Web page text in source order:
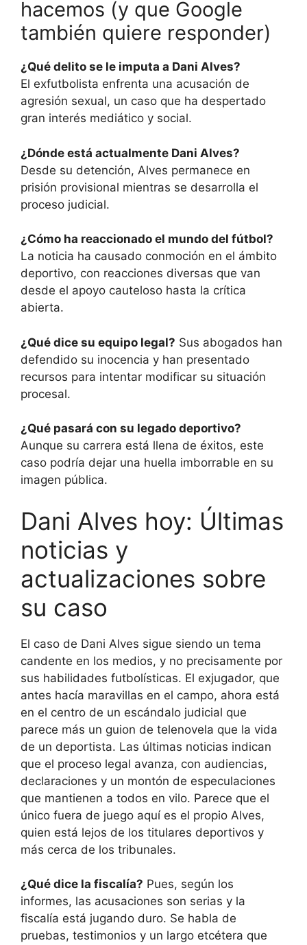
hacemos (y que Google
también quiere responder)
¿Qué delito se le imputa a Dani Alves?
El exfutbolista enfrenta una acusación de
agresión sexual, un caso que ha despertado
gran interés mediático y social.
¿Dónde está actualmente Dani Alves?
Desde su detención, Alves permanece en
prisión provisional mientras se desarrolla el
proceso judicial.
¿Cómo ha reaccionado el mundo del fútbol?
La noticia ha causado conmoción en el ámbito
deportivo, con reacciones diversas que van
desde el apoyo cauteloso hasta la crítica
abierta.
¿Qué dice su equipo legal? Sus abogados han
defendido su inocencia y han presentado
recursos para intentar modificar su situación
procesal.
¿Qué pasará con su legado deportivo?
Aunque su carrera está llena de éxitos, este
caso podría dejar una huella imborrable en su
imagen pública.
Dani Alves hoy: Últimas
noticias y
actualizaciones sobre
su caso
El caso de Dani Alves sigue siendo un tema
candente en los medios, y no precisamente por
sus habilidades futbolísticas. El exjugador, que
antes hacía maravillas en el campo, ahora está
en el centro de un escándalo judicial que
parece más un guion de telenovela que la vida
de un deportista. Las últimas noticias indican
que el proceso legal avanza, con audiencias,
declaraciones y un montón de especulaciones
que mantienen a todos en vilo. Parece que el
único fuera de juego aquí es el propio Alves,
quien está lejos de los titulares deportivos y
más cerca de los tribunales.
¿Qué dice la fiscalía? Pues, según los
informes, las acusaciones son serias y la
fiscalía está jugando duro. Se habla de
pruebas, testimonios y un largo etcétera que